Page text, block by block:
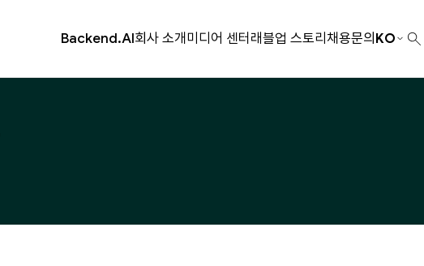
Backend.AI회사 소개미디어 센터 래블업 스토리 채용문의 KO